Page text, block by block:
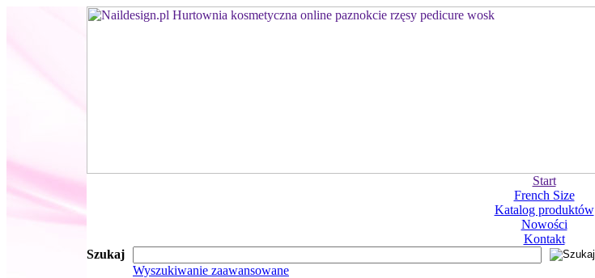
Start
French Size
Katalog produktów
Nowości
Kontakt
Szukaj
Wyszukiwanie zaawansowane